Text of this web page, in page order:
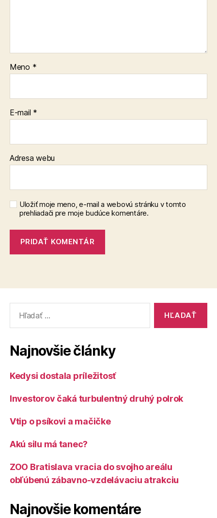
Meno *
E-mail *
Adresa webu
Uložiť moje meno, e-mail a webovú stránku v tomto
prehliadači pre moje budúce komentáre.
Najnovšie články
Kedysi dostala príležitosť
Investorov čaká turbulentný druhý polrok
Vtip o psíkovi a mačičke
Akú silu má tanec?
ZOO Bratislava vracia do svojho areálu
obľúbenú zábavno-vzdelávaciu atrakciu
Najnovšie komentáre